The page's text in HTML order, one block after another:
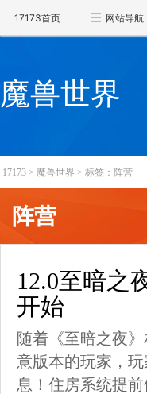
17173首页 网站导航
魔兽世界
17173 > 魔兽世界 > 标签：阵营
阵营
12.0至暗之
开始
随着《至暗之夜
意版本的玩家，
息！住房系统提